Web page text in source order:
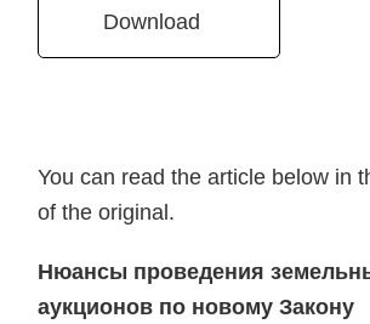
Download
You can read the article below in
of the original.
Нюансы проведения
аукционов по новому Закону